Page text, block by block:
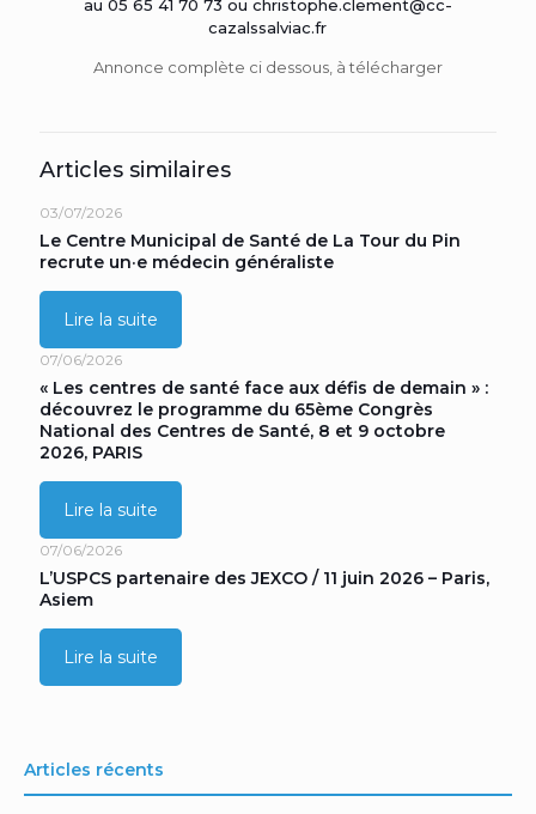
au 05 65 41 70 73 ou christophe.clement@cc-
cazalssalviac.fr
Annonce complète ci dessous, à télécharger
Articles similaires
03/07/2026
Le Centre Municipal de Santé de La Tour du Pin
recrute un·e médecin généraliste
Lire la suite
07/06/2026
« Les centres de santé face aux défis de demain » :
découvrez le programme du 65ème Congrès
National des Centres de Santé, 8 et 9 octobre
2026, PARIS
Lire la suite
07/06/2026
L’USPCS partenaire des JEXCO / 11 juin 2026 – Paris,
Asiem
Lire la suite
Articles récents